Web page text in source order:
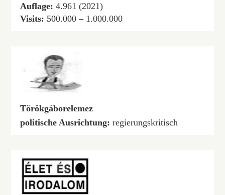
Auflage: 4.961 (2021)
Visits: 500.000 – 1.000.000
Törökgáborelemez
politische Ausrichtung: regierungskritisch